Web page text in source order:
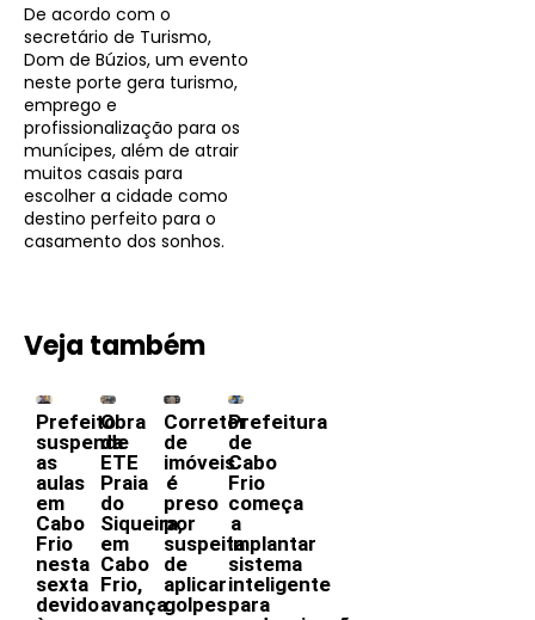
De acordo com o
secretário de Turismo,
Dom de Búzios, um evento
neste porte gera turismo,
emprego e
profissionalização para os
munícipes, além de atrair
muitos casais para
escolher a cidade como
destino perfeito para o
casamento dos sonhos.
Veja também
Prefeito
suspende
as
aulas
em
Cabo
Frio
nesta
sexta
devido
Obra
da
ETE
Praia
do
Siqueira,
em
Cabo
Frio,
avança
Corretor
de
imóveis
é
preso
por
suspeita
de
aplicar
golpes
Prefeitura
de
Cabo
Frio
começa
a
implantar
sistema
inteligente
para